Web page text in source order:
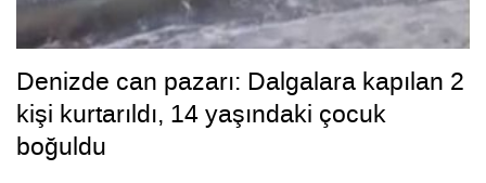
Denizde can pazarı: Dalgalara kapılan 2
kişi kurtarıldı, 14 yaşındaki çocuk
boğuldu